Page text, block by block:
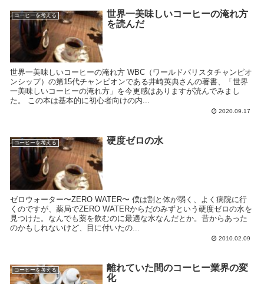
コーヒーを考える
世界一美味しいコーヒーの淹れ方
を読んだ
世界一美味しいコーヒーの淹れ方 WBC（ワールドバリスタチャンピオ
ンシップ）の第15代チャンピオンである井崎英典さんの著書、「世界
一美味しいコーヒーの淹れ方」を今更感はありますが読んでみまし
た。 この本は基本的に初心者向けの内...
2020.09.17
コーヒーを考える 硬度ゼロの水
ゼロウォーター〜ZERO WATER〜 僕は割と体が弱く、よく病院に行
くのですが、薬局でZERO WATERからだのみずという硬度ゼロの水を
見つけた。なんでも薬を飲むのに最適な水なんだとか。昔からあった
のかもしれないけど、目に付いたの...
2010.02.09
コーヒーを考える
離れていた間のコーヒー業界の変
化